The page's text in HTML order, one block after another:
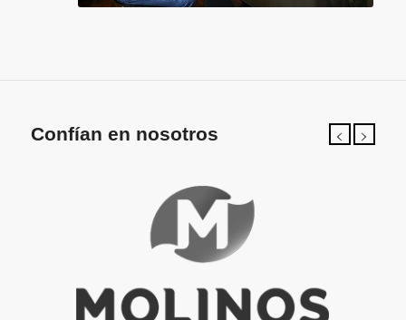
Confían en nosotros